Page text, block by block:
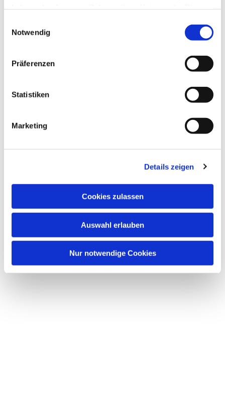
Notwendig
Präferenzen
Statistiken
Marketing
Details zeigen
Cookies zulassen
Auswahl erlauben
Nur notwendige Cookies
Dies könnte Sie auch